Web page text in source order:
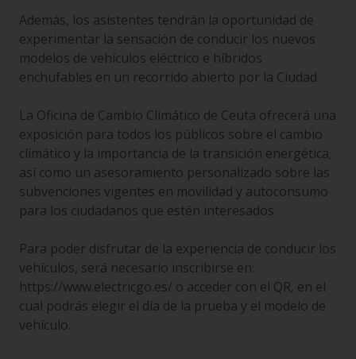
Además, los asistentes tendrán la oportunidad de
experimentar la sensación de conducir los nuevos
modelos de vehículos eléctrico e híbridos
enchufables en un recorrido abierto por la Ciudad.
La Oficina de Cambio Climático de Ceuta ofrecerá una
exposición para todos los públicos sobre el cambio
climático y la importancia de la transición energética,
así como un asesoramiento personalizado sobre las
subvenciones vigentes en movilidad y autoconsumo
para los ciudadanos que estén interesados.
Para poder disfrutar de la experiencia de conducir los
vehículos, será necesario inscribirse en:
https://www.electricgo.es/ o acceder con el QR, en el
cual podrás elegir el día de la prueba y el modelo de
vehículo.